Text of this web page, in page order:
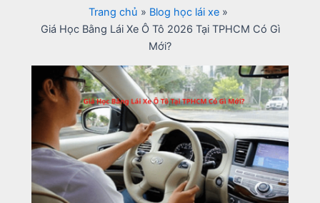
Trang chủ
Blog học lái xe
Giá Học Bằng Lái Xe Ô Tô 2026 Tại TPHCM Có Gì
Mới?